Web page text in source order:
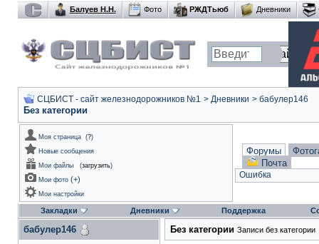
Балуев Н.Н. Фото РЖДТьюб Дневники
СЦБИСТ - сайт железнодорожников №1 > Дневники > бабулер146
Без категории
Моя страница (?)
Новые сообщения
Мои файлы
(загрузить)
Мои фото (+)
Мои настройки
Форумы
Почта
Ошибка
Закладки Дневники Поддержка
Без категории Записи без категории
бабулер146